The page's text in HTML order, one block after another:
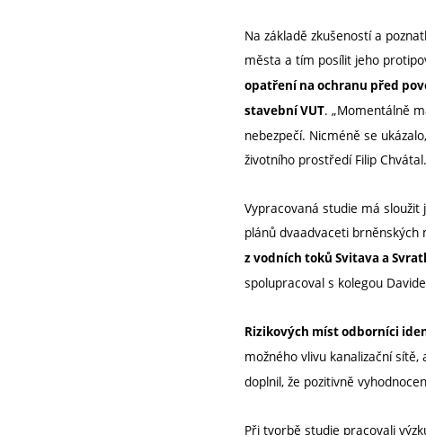
Na základě zkušeností a
města a tím posílit jeho
opatření na ochranu před
stavební VUT. „Momentálně
nebezpečí. Nicméně se
životního prostředí Filip Chvátal.
Vypracovaná studie má
plánů dvaadvaceti brněnských
z vodních toků Svitava a
spolupracoval s kolegou
Rizikových míst odborníci
možného vlivu kanalizační sítě,
doplnil, že pozitivně
Při tvorbě studie pracovali